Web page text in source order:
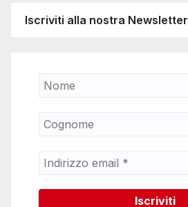
Iscriviti alla nostra Newsletter